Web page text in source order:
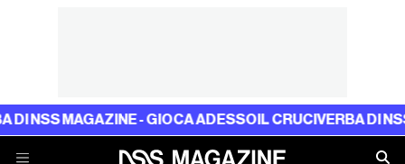
- GIOCA ADESSOIL CRUCIVERBA DI NSS